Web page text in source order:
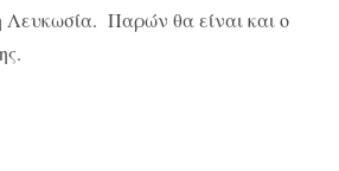
Λευκωσία. Παρών θα είναι και ο